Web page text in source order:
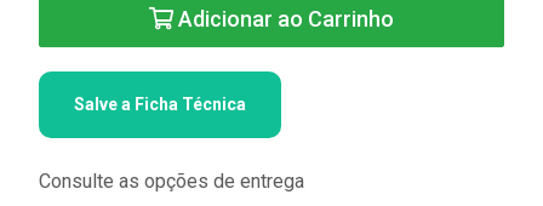
Adicionar ao Carrinho
Salve a Ficha Técnica
Consulte as opções de entrega